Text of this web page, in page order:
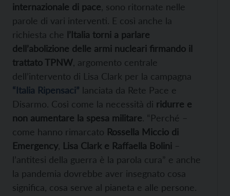
internazionale di pace , sono ritornate nelle
parole di vari interventi. E così anche la
richiesta che l’Italia torni a parlare
dell’abolizione delle armi nucleari firmando il
trattato TPNW , argomento centrale
dell’intervento di Lisa Clark per la campagna
“Italia Ripensaci” lanciata da Rete Pace e
Disarmo. Così come la necessità di ridurre e
non aumentare la spesa militare. “Perché –
come hanno rimarcato Rossella Miccio di
Emergency Lisa Clark e Raffaella Bolini –
l’antitesi della guerra è la parola cura” e anche
la pandemia dovrebbe aver insegnato cosa
significa, cosa serve al pianeta e alle persone.